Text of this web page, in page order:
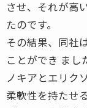
させ、それが高
たのです。
その結果、同社
ことができ まし
ノキアとエリク
柔軟性を持たせ